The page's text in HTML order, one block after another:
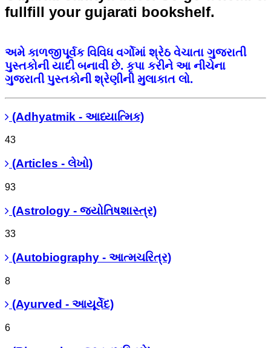
fullfill your gujarati bookshelf.
અમે કાળજીપૂર્વક વિવિધ વર્ગોમાં શ્રેઠ વેચાતા ગુજરાતી
પુસ્તકોની યાદી બનાવી છે. કૃપા કરીને આ નીચેના
ગુજરાતી પુસ્તકોની શ્રેણીની મુલાકાત લો.
(Adhyatmik - આધ્યાત્મિક)
43
(Articles - લેખો)
93
(Astrology - જ્યોતિષશાસ્ત્ર)
33
(Autobiography - આત્મચરિત્ર)
8
(Ayurved - આયૂર્વેદ)
6